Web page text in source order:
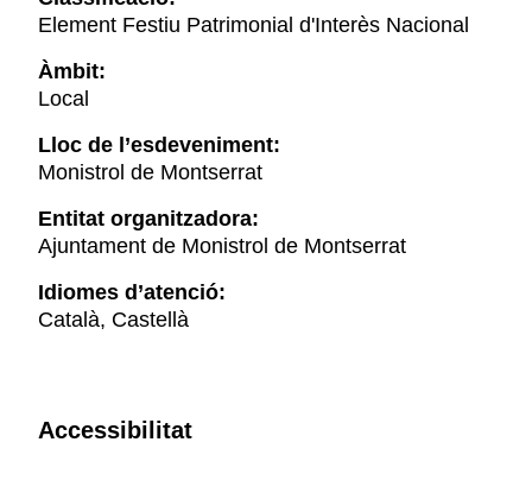
Element Festiu Patrimonial d'Interès Nacional
Àmbit:
Local
Lloc de l’esdeveniment:
Monistrol de Montserrat
Entitat organitzadora:
Ajuntament de Monistrol de Montserrat
Idiomes d’atenció:
Català, Castellà
Accessibilitat